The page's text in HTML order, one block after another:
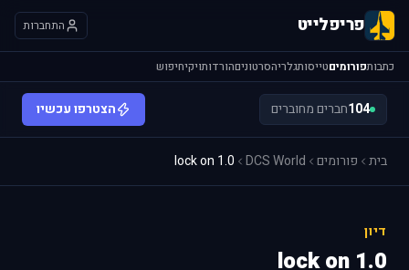
פריפלייט התחברות
כתבותפורומיםטייסותגלריהסרטוניםהורדותויקיחיפוש
104חברים מחוברים הצטרפו עכשיו
בית פורומים DCS World
lock on 1.0
דיון
lock on 1.0